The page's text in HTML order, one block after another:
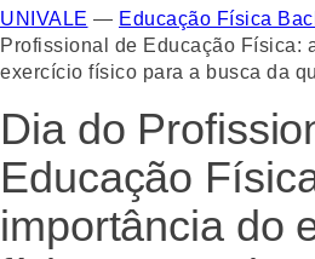
UNIVALE — Educação Física
Profissional de Educação Física:
exercício físico para a busca da
Dia do
Educação
importância do